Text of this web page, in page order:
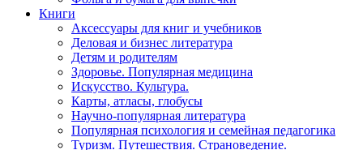
Книги
Аксессуары для книг и учебников
Деловая и бизнес литература
Детям и родителям
Здоровье. Популярная медицина
Искусство. Культура.
Карты, атласы, глобусы
Научно-популярная литература
Популярная психология и семейная педагогика
Туризм. Путешествия. Страноведение.